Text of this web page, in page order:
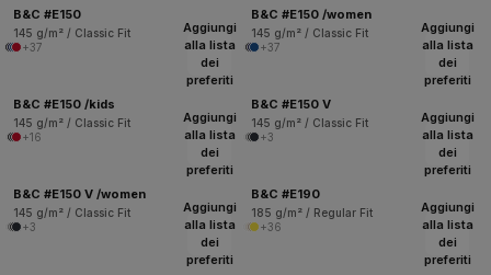
B&C #E150
145 g/m² / Classic Fit
+37
B&C #E150 /women
145 g/m² / Classic Fit
+37
Aggiungi
alla lista
dei
preferiti
B&C #E150 /kids
145 g/m² / Classic Fit
+16
Aggiungi
alla lista
dei
preferiti
B&C #E150 V
145 g/m² / Classic Fit
+3
Aggiungi
alla lista
dei
preferiti
B&C #E150 V /women
145 g/m² / Classic Fit
+3
Aggiungi
alla lista
dei
preferiti
B&C #E190
185 g/m² / Regular Fit
+36
Aggiungi
alla lista
dei
preferiti
Aggiungi
alla lista
dei
preferiti